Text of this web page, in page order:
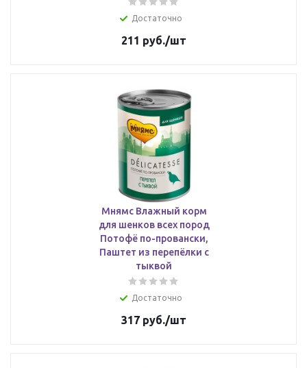
Достаточно
211 руб./шт
Мнямс Влажный корм
для шенков всех пород
Потофё по-провански,
Паштет из перепёлки с
тыквой
Достаточно
317 руб./шт